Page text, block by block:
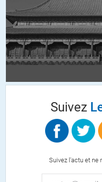
Le tout au nom de la «
« attaques terroristes »,
sécurité était assurée par des «
contentaient de protéger la
Désormais, les « forces de
« élites » et leur mission
tas sans réfléchir, ce qui
les institutions de la république
C’est beau la démocrassie.
Suivez
Suivez l'actu et ne